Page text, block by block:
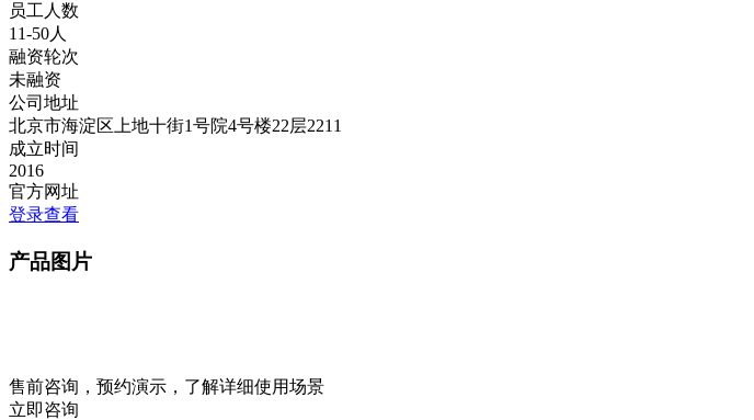
员工人数
11-50人
融资轮次
未融资
公司地址
北京市海淀区上地十街1号院4号楼22层2211
成立时间
2016
官方网址
登录查看
产品图片
售前咨询，预约演示，了解详细使用场景
立即咨询